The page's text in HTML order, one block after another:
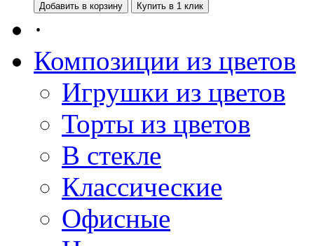
Добавить в корзину Купить в 1 клик
·
Композиции из цветов
Игрушки из цветов
Торты из цветов
В стекле
Классические
Офисные